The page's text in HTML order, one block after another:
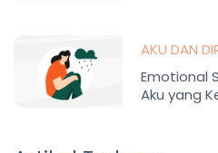
AKU DAN
Emotional
Aku yang